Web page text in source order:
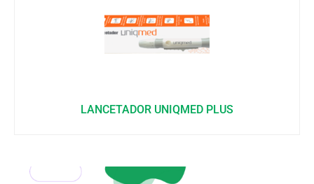
LANCETADOR UNIQMED PLUS